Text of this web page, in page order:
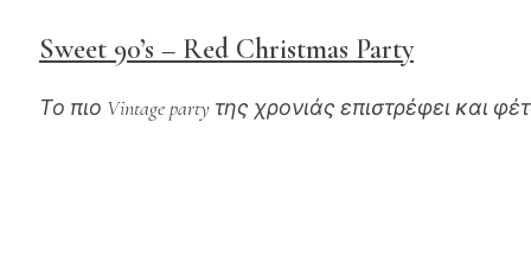
Sweet 90’s – Red Christmas Party
Το πιο Vintage party της χρονιάς επιστρέφει και